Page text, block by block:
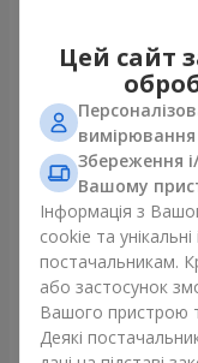
Букет "Казка мого
2 399 грн
Замовити
Цей сайт
вимірювання
Збереження
Вашому
Інформація з
cookie та
постачальникам.
або застосунок
Вашого пристрою
Деякі